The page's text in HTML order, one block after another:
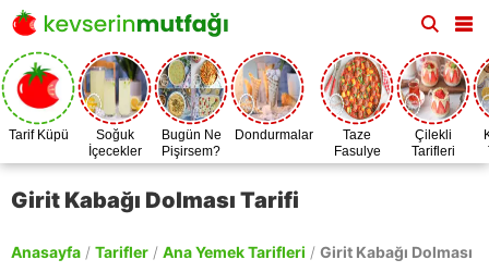
Tarif Küpü
Soğuk
İçecekler
Bugün Ne
Pişirsem?
Dondurmalar
Taze
Fasulye
Zamanı
Çilekli
Tarifleri
Girit Kabağı Dolması Tarifi
Anasayfa / Tarifler / Ana Yemek Tarifleri / Girit Kabağı Dolması